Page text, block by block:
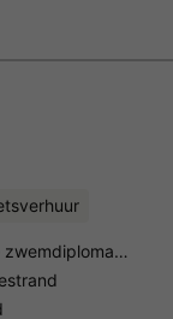
zwemdiploma…